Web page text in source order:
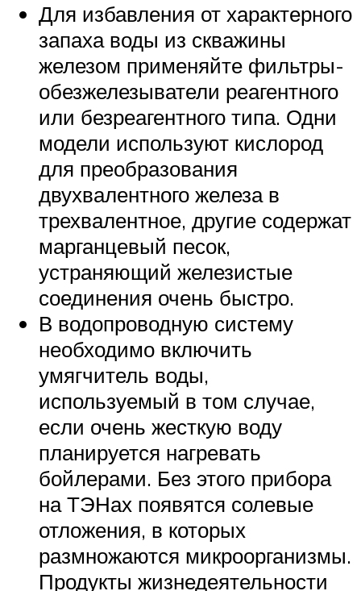
Для избавления от характерного
запаха воды из скважины
железом применяйте фильтры-
обезжелезыватели реагентного
или безреагентного типа. Одни
модели используют кислород
для преобразования
двухвалентного железа в
трехвалентное, другие содержат
марганцевый песок,
устраняющий железистые
соединения очень быстро.
В водопроводную систему
необходимо включить
умягчитель воды,
используемый в том случае,
если очень жесткую воду
планируется нагревать
бойлерами. Без этого прибора
на ТЭНах появятся солевые
отложения, в которых
размножаются микроорганизмы.
Продукты жизнедеятельности